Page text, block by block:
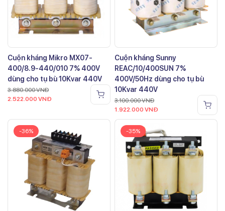
Cuộn kháng Mikro MX07-
400/8.9-440/010 7% 400V
dùng cho tụ bù 10Kvar 440V
3.880.000VNĐ
2.522.000 VNĐ
Cuộn kháng Sunny
REAC/10/400SUN 7%
400V/50Hz dùng cho tụ bù
10Kvar 440V
3.100.000VNĐ
1.922.000 VNĐ
-36% -35%